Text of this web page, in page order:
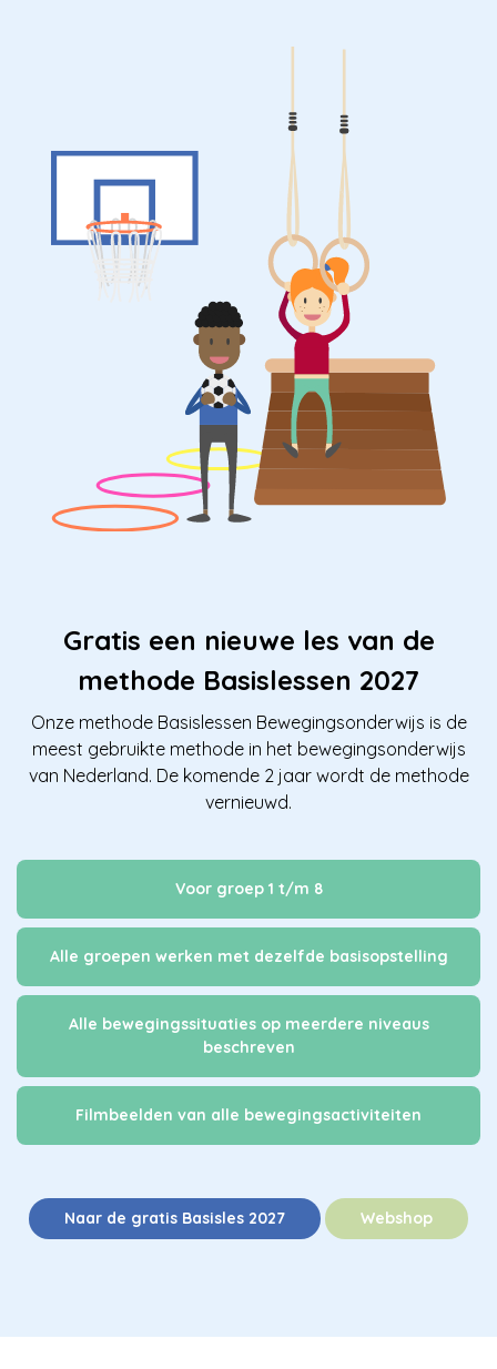
Gratis een nieuwe les van de
methode Basislessen 2027
Onze methode Basislessen Bewegingsonderwijs is de
meest gebruikte methode in het bewegingsonderwijs
van Nederland. De komende 2 jaar wordt de methode
vernieuwd.
Voor groep 1 t/m 8
Alle groepen werken met dezelfde basisopstelling
Alle bewegingssituaties op meerdere niveaus
beschreven
Filmbeelden van alle bewegingsactiviteiten
Naar de gratis Basisles 2027 Webshop